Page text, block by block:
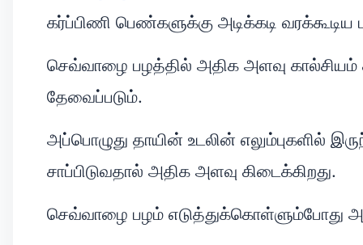
கர்ப்பிணி பெண்களுக்கு அடிக்கடி
செவ்வாழை பழத்தில் அதிக அளவு கால்சியம்
தேவைப்படும்.
அப்பொழுது தாயின் உடலின் எலும்புகளில்
சாப்பிடுவதால் அதிக அளவு கிடைக்கிறது.
செவ்வாழை பழம் எடுத்துக்கொள்ளும்போது